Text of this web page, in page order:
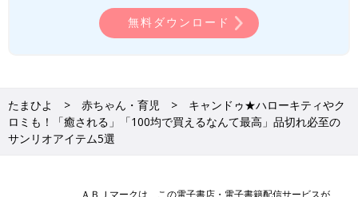
無料ダウンロード
たまひよ 赤ちゃん・育児
キャンドゥ★ハローキティやク
ロミも！「癒される」「100均で買えるなんて最高」品切れ必至の
サンリオアイテム5選
ＡＢＪマークは、この電子書店・電子書籍配信サービスが、